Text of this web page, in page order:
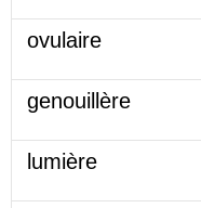
ovulaire
genouillère
lumière